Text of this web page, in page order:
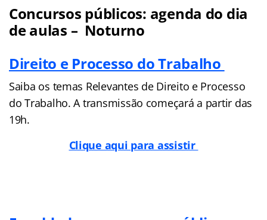
Concursos públicos: agenda do dia
de aulas – Noturno
Direito e Processo do Trabalho
Saiba os temas Relevantes de Direito e Processo
do Trabalho. A transmissão começará a partir das
19h.
Clique aqui para assistir